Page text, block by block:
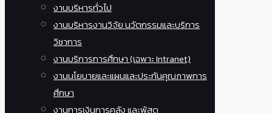
งานบริหารทั่วไป
งานบริหารงานวิจัย นวัตกรรมและบริการ
วิชาการ
งานบริการการศึกษา (เฉพาะ Intranet)
งานนโยบายและแผนและประกันคุณภาพการ
ศึกษา
งานการเงินการคลัง และพัสดุ